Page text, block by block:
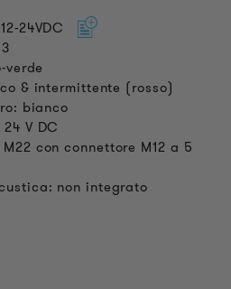
24VDC
& intermittente (rosso)
bianco
V DC
con connettore M12 a 5
non integrato